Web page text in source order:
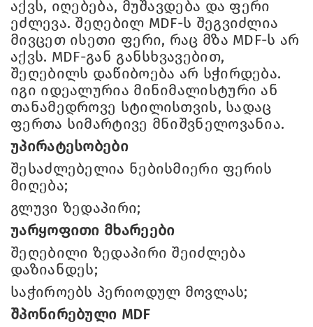
აქვს, იღებება, მუშავდება და ფერი
ეძლევა. შეღებილ MDF-ს შეგვიძლია
მივცეთ ისეთი ფერი, რაც მზა MDF-ს არ
აქვს. MDF-გან განსხვავებით,
შეღებილს დაწიბოება არ სჭირდება.
იგი იდეალურია მინიმალისტური ან
თანამედროვე სტილისთვის, სადაც
ფერთა სიმარტივე მნიშვნელოვანია.
უპირატესობები
შესაძლებელია ნებისმიერი ფერის
მიღება;
გლუვი ზედაპირი;
უარყოფითი მხარეები
შეღებილი ზედაპირი შეიძლება
დაზიანდეს;
საჭიროებს პერიოდულ მოვლას;
შპონირებული MDF